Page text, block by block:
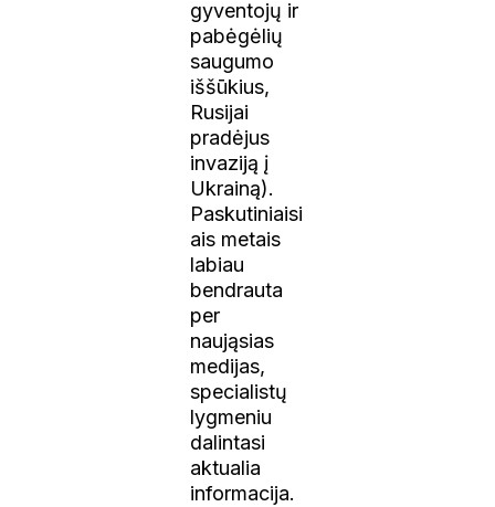
gyventojų ir
pabėgėlių
saugumo
iššūkius,
Rusijai
pradėjus
invaziją į
Ukrainą).
Paskutiniaisi
ais metais
labiau
bendrauta
per
naująsias
medijas,
specialistų
lygmeniu
dalintasi
aktualia
informacija.